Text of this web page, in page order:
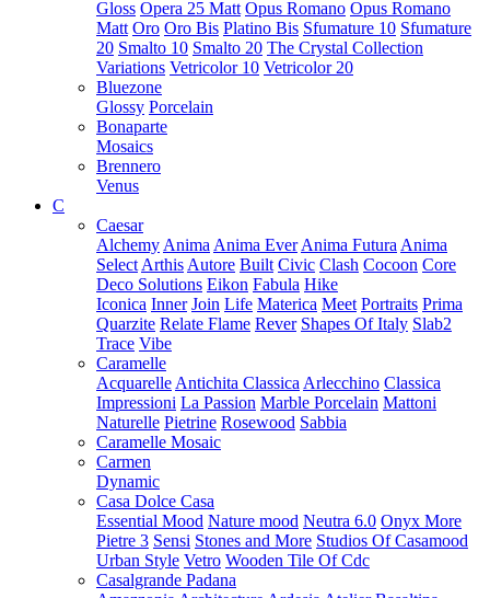
Gloss Opera 25 Matt Opus Romano Opus Romano
Matt Oro Oro Bis Platino Bis Sfumature 10 Sfumature
20 Smalto 10 Smalto 20 The Crystal Collection
Variations Vetricolor 10 Vetricolor 20
Bluezone
Glossy Porcelain
Bonaparte
Mosaics
Brennero
Venus
C
Caesar
Alchemy Anima Anima Ever Anima Futura Anima
Select Arthis Autore Built Civic Clash Cocoon Core
Deco Solutions Eikon Fabula Hike
Iconica Inner Join Life Materica Meet Portraits Prima
Quarzite Relate Flame Rever Shapes Of Italy Slab2
Trace Vibe
Caramelle
Acquarelle Antichita Classica Arlecchino Classica
Impressioni La Passion Marble Porcelain Mattoni
Naturelle Pietrine Rosewood Sabbia
Caramelle Mosaic
Carmen
Dynamic
Casa Dolce Casa
Essential Mood Nature mood Neutra 6.0 Onyx More
Pietre 3 Sensi Stones and More Studios Of Casamood
Urban Style Vetro Wooden Tile Of Cdc
Casalgrande Padana